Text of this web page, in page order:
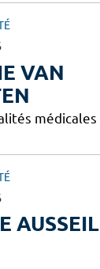
VAN
médicales
AUSSEIL